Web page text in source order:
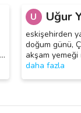
…
U Uğur
eskişehirden
doğum günü,
akşam yemeği
daha fazla